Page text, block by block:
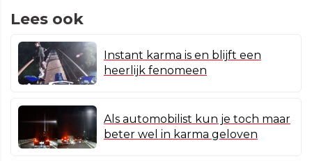
Lees ook
Instant karma is en blijft een
heerlijk fenomeen
Als automobilist kun je toch maar
beter wel in karma geloven